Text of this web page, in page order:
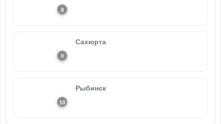
Сахюрта
Рыбинск